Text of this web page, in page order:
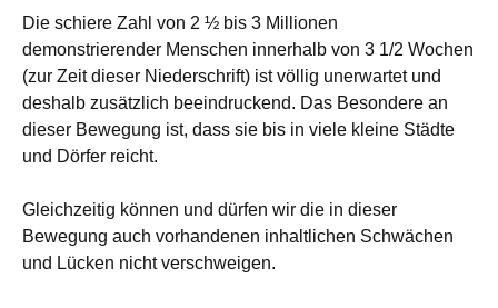
Die schiere Zahl von 2 ½ bis 3 Millionen
demonstrierender Menschen innerhalb von 3 1/2 Wochen
(zur Zeit dieser Niederschrift) ist völlig unerwartet und
deshalb zusätzlich beeindruckend. Das Besondere an
dieser Bewegung ist, dass sie bis in viele kleine Städte
und Dörfer reicht.
Gleichzeitig können und dürfen wir die in dieser
Bewegung auch vorhandenen inhaltlichen Schwächen
und Lücken nicht verschweigen.